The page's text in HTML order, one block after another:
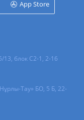
App Store
13, блок С2-1, 2-16
Тау» БО, 5 Б, 22-